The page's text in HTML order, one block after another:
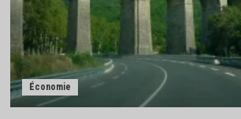
Économie